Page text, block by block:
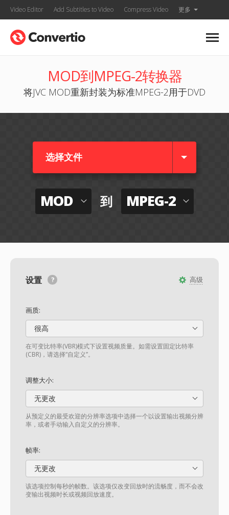
Video Editor Add Subtitles to Video Compress Video 更多
MOD到MPEG-2转换器
将JVC MOD重新封装为标准MPEG-2用于DVD
选择文件
MOD 到 MPEG-2
高级
设置
画质:
很高
在可变比特率(VBR)模式下设置视频质量。如需设置固定比特率
(CBR)，请选择“自定义”。
调整大小:
无更改
从预定义的最受欢迎的分辨率选项中选择一个以设置输出视频分辨
率，或者手动输入自定义的分辨率。
帧率:
无更改
该选项控制每秒的帧数。该选项仅改变回放时的流畅度，而不会改
变输出视频时长或视频回放速度。